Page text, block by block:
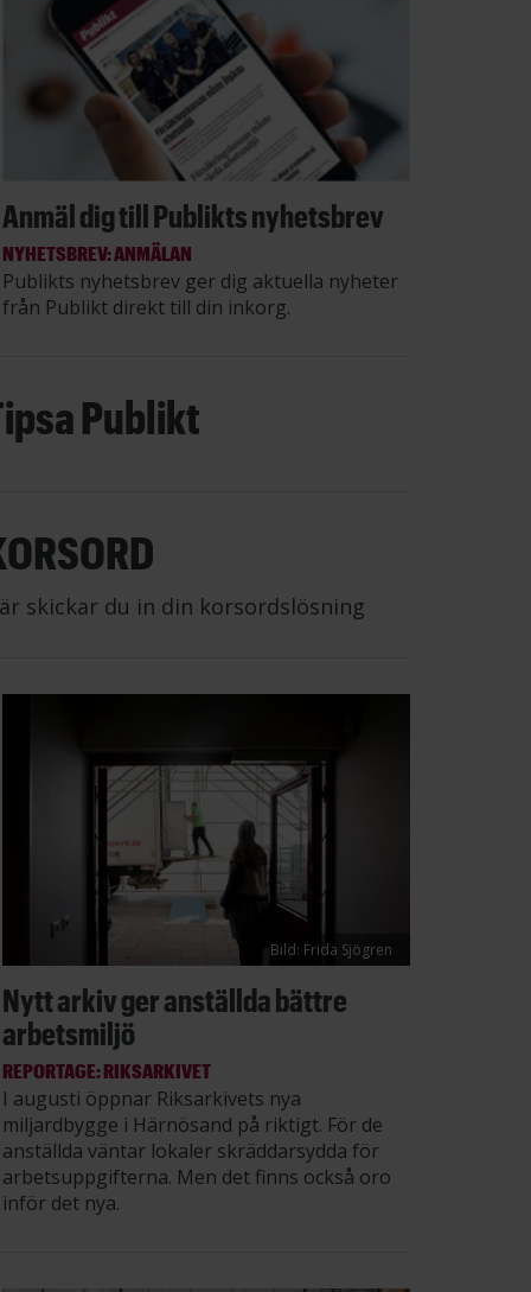
Anmäl dig till Publikts nyhetsbrev
NYHETSBREV: ANMÄLAN
Publikts nyhetsbrev ger dig aktuella nyheter
från Publikt direkt till din inkorg.
Publikt
skickar du in din korsordslösning
Bild: Frida Sjögren
Nytt arkiv ger anställda bättre
arbetsmiljö
REPORTAGE: RIKSARKIVET
I augusti öppnar Riksarkivets nya
miljardbygge i Härnösand på riktigt. För de
anställda väntar lokaler skräddarsydda för
arbetsuppgifterna. Men det finns också oro
inför det nya.